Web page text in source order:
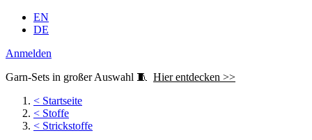
EN
DE
Anmelden
Garn-Sets in großer Auswahl 🧵 Hier entdecken >>
< Startseite
< Stoffe
< Strickstoffe